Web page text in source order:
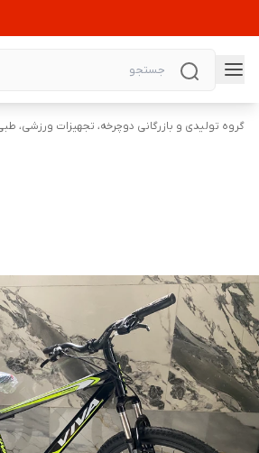
گروه تولیدی و بازرگانی دوچرخه، تجهیزات ورزشی،